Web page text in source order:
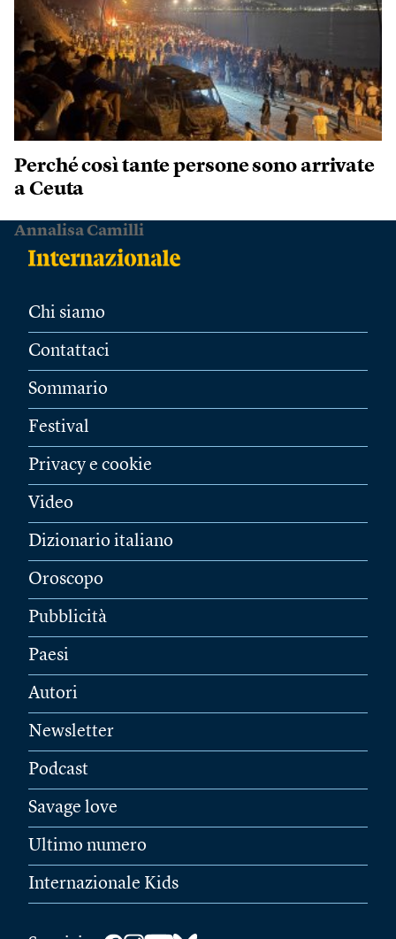
Perché così tante persone sono arrivate
a Ceuta
Annalisa Camilli
Chi siamo
Contattaci
Sommario
Festival
Privacy e cookie
Video
Dizionario italiano
Oroscopo
Pubblicità
Paesi
Autori
Newsletter
Podcast
Savage love
Ultimo numero
Internazionale Kids